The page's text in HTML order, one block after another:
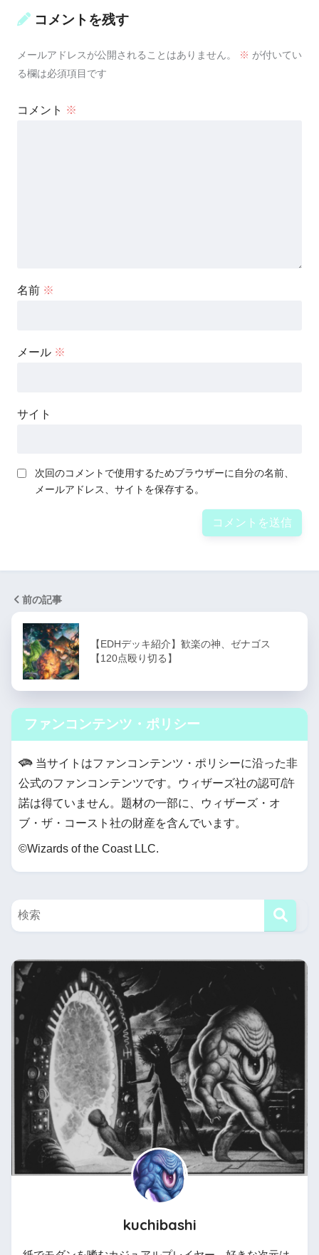
コメントを残す
メールアドレスが公開されることはありません。 ※ が付いてい
る欄は必須項目です
コメント ※
名前 ※
メール ※
サイト
次回のコメントで使用するためブラウザーに自分の名前、
メールアドレス、サイトを保存する。
前の記事
【EDHデッキ紹介】歓楽の神、ゼナゴス
【120点殴り切る】
ファンコンテンツ・ポリシー
当サイトはファンコンテンツ・ポリシーに沿った非
公式のファンコンテンツです。ウィザーズ社の認可/許
諾は得ていません。題材の一部に、ウィザーズ・オ
ブ・ザ・コースト社の財産を含んでいます。
©Wizards of the Coast LLC.
kuchibashi